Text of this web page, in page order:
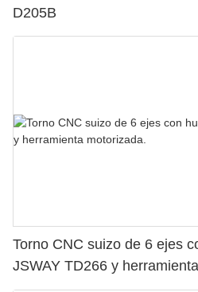
D205B
Torno CNC suizo de 6 ejes
JSWAY TD266 y